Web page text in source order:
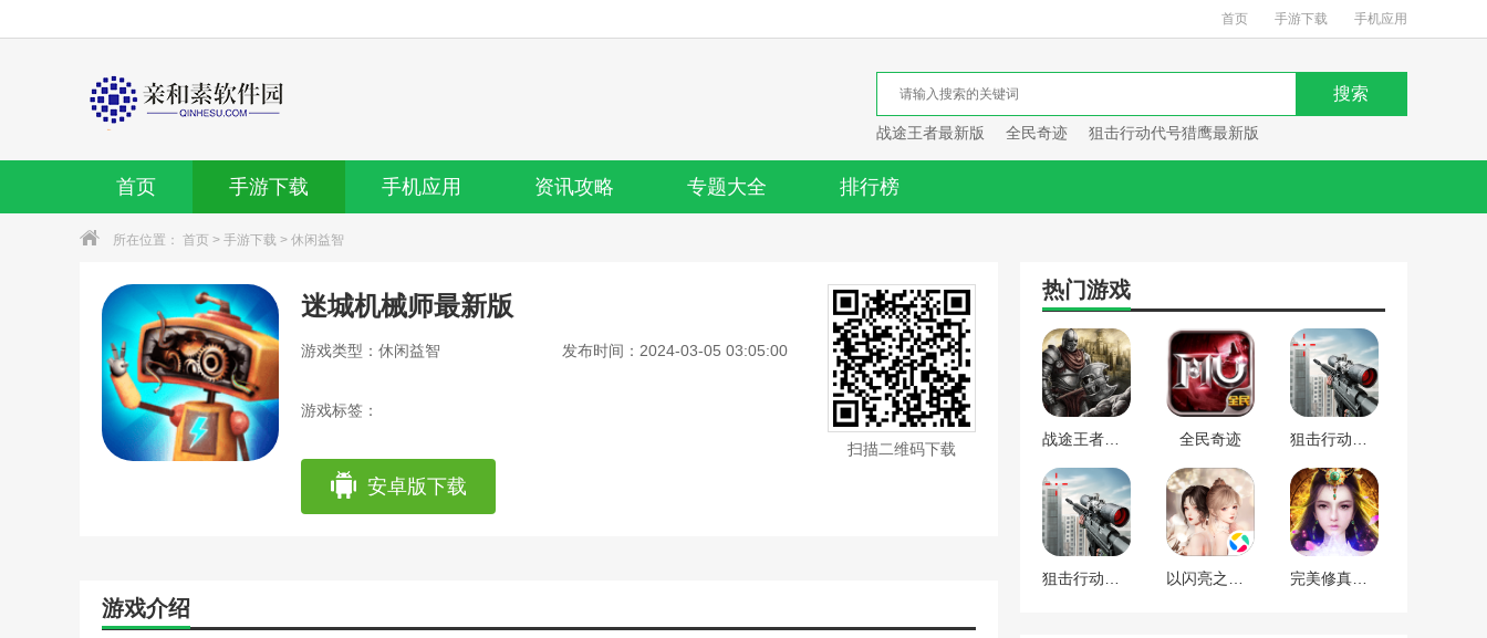
首页 手游下载 手机应用
战途王者最新版 全民奇迹 狙击行动代号猎鹰最新版
首页 手游下载 手机应用 资讯攻略 专题大全 排行榜
所在位置： 首页 > 手游下载 > 休闲益智
迷城机械师最新版
游戏类型：休闲益智 发布时间：2024-03-05 03:05:00
游戏标签：
安卓版下载
扫描二维码下载
游戏介绍
热门游戏
全民奇迹